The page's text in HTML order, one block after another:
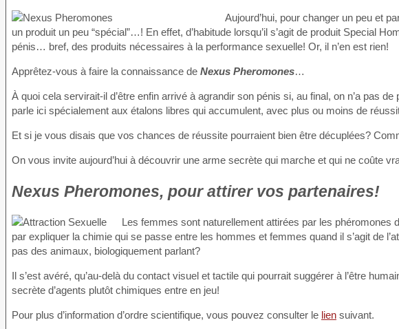
Aujourd’hui, pour changer un peu et
un produit un peu “spécial”…! En effet, d’habitude lorsqu’il s’agit de produit Special
pénis… bref, des produits nécessaires à la performance sexuelle! Or, il n’en est rien!
Apprêtez-vous à faire la connaissance de Nexus Pheromones…
À quoi cela servirait-il d’être enfin arrivé à agrandir son pénis si, au final, on n’a pas
parle ici spécialement aux étalons libres qui accumulent, avec plus ou moins de
Et si je vous disais que vos chances de réussite pourraient bien être décuplées?
On vous invite aujourd’hui à découvrir une arme secrète qui marche et qui ne coûte
Nexus Pheromones, pour attirer vos partenaires!
Les femmes sont naturellement attirées par les
par expliquer la chimie qui se passe entre les hommes et femmes quand il s’agit de
pas des animaux, biologiquement parlant?
Il s’est avéré, qu’au-delà du contact visuel et tactile qui pourrait suggérer à l’être
secrète d’agents plutôt chimiques entre en jeu!
Pour plus d’information d’ordre scientifique, vous pouvez consulter le lien suivant.